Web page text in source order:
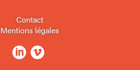
Contact
Mentions légales